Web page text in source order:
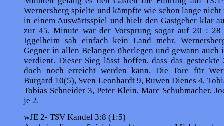
Wernersberg spielte und kämpfte wie schon lange nicht
in einem Auswärtsspiel und hielt den Gast­geber klar
zur 45. Minute war der Vor­sprung sogar auf 20 : 28
Iggelheim sah einfach kein Land mehr.
Gegner in allen Belangen überlegen und gewann auch
verdient. Dieser Sieg lässt hoffen, dass das
doch noch erreicht werden kann. Die Tore für
Burgard 10(5), Sven Leonhardt 9, Ruwen Dienes 4,
Tobias Schneider 3, Peter Klein, Marc Schuhmacher,
je 2.
wJE 2- TSV Kandel 3:8 (1:5)